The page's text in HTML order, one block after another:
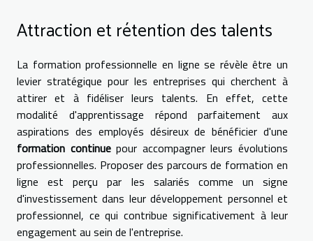
Attraction et rétention des talents
La formation professionnelle en ligne se révèle être un
levier stratégique pour les entreprises qui cherchent à
attirer et à fidéliser leurs talents. En effet, cette
modalité d'apprentissage répond parfaitement aux
aspirations des employés désireux de bénéficier d'une
formation continuepour accompagner leurs évolutions
professionnelles. Proposer des parcours de formation en
ligne est perçu par les salariés comme un signe
d'investissement dans leur développement personnel et
professionnel, ce qui contribue significativement à leur
engagement au sein de l'entreprise.